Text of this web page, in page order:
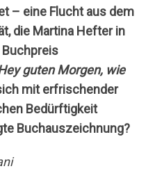
– eine Flucht aus dem
die Martina Hefter in
guten Morgen, wie
mit erfrischender
Bedürftigkeit
Buchauszeichnung?